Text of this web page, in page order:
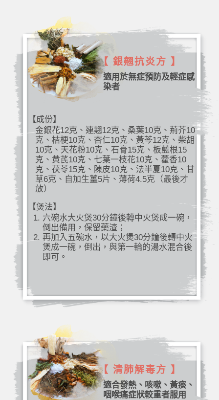
【 銀翹抗炎方 】
適用於無症預防及輕症感
染者
【成份】
金銀花12克、連翹12克、桑葉10克、荊芥10
克、桔梗10克、杏仁10克、黃芩12克、柴胡
10克、天花粉10克、石膏15克、板藍根15
克、黄芪10克、七葉一枝花10克、藿香10
克、茯苓15克、陳皮10克、法半夏10克、甘
草6克、自加生薑5片、薄荷4.5克（最後才
放）
【煲法】
六碗水大火煲30分鐘後轉中火煲成一碗，
倒出備用，保留藥渣；
再加入五碗水，以大火煲30分鐘後轉中火
煲成一碗，倒出，與第一輪的湯水混合後
即可。
【 清肺解毒方 】
適合發熱、咳嗽、黃痰、
咽喉痛症狀較重者服用